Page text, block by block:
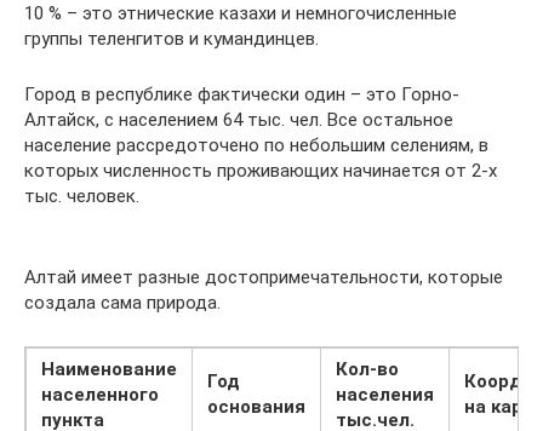
10 % – это этнические казахи и немногочисленные
группы теленгитов и кумандинцев.
Город в республике фактически один – это Горно-
Алтайск, с населением 64 тыс. чел. Все остальное
население рассредоточено по небольшим селениям, в
которых численность проживающих начинается от 2-х
тыс. человек.
Алтай имеет разные достопримечательности, которые
создала сама природа.
Наименование
населенного
пункта
Год
основания
Кол-во
населения
тыс.чел.
на карте